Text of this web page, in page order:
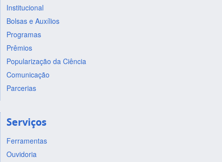
Institucional
Bolsas e Auxílios
Programas
Prêmios
Popularização da Ciência
Comunicação
Parcerias
Serviços
Ferramentas
Ouvidoria